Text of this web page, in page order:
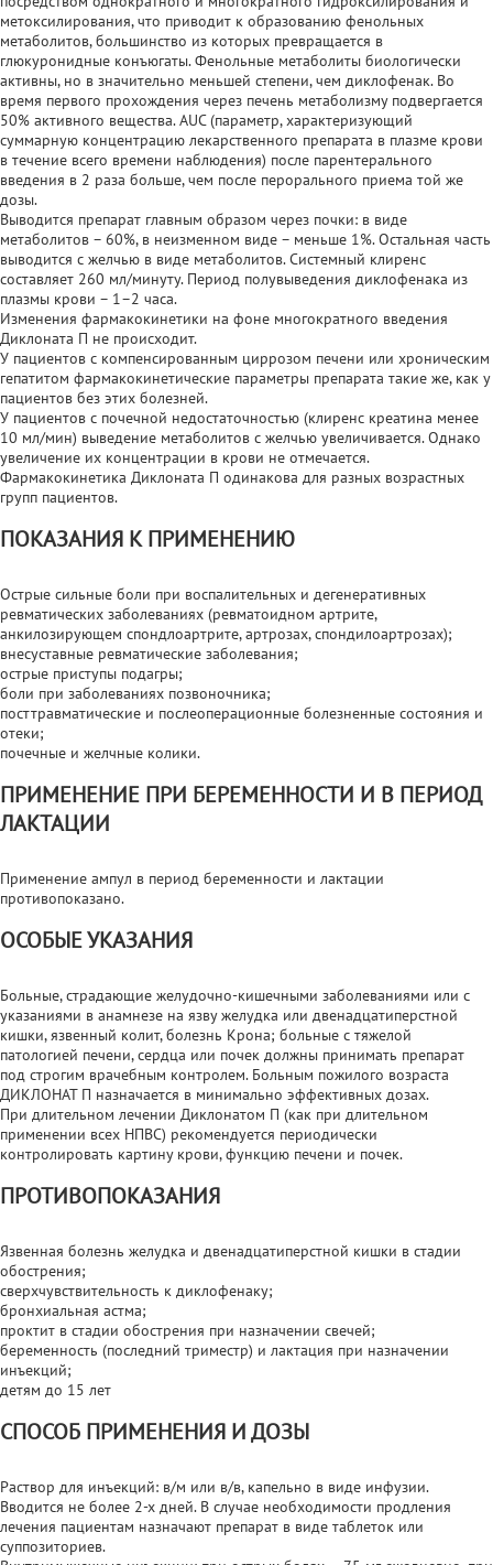
метоксилирования, что приводит к образованию фенольных
метаболитов, большинство из которых превращается в
глюкуронидные конъюгаты. Фенольные метаболиты биологически
активны, но в значительно меньшей степени, чем диклофенак. Во
время первого прохождения через печень метаболизму подвергается
50% активного вещества. AUC (параметр, характеризующий
суммарную концентрацию лекарственного препарата в плазме крови
в течение всего времени наблюдения) после парентерального
введения в 2 раза больше, чем после перорального приема той же
дозы.
Выводится препарат главным образом через почки: в виде
метаболитов – 60%, в неизменном виде – меньше 1%. Остальная часть
выводится с желчью в виде метаболитов. Системный клиренс
составляет 260 мл/минуту. Период полувыведения диклофенака из
плазмы крови – 1–2 часа.
Изменения фармакокинетики на фоне многократного введения
Диклоната П не происходит.
У пациентов с компенсированным циррозом печени или хроническим
гепатитом фармакокинетические параметры препарата такие же, как у
пациентов без этих болезней.
У пациентов с почечной недостаточностью (клиренс креатина менее
10 мл/мин) выведение метаболитов с желчью увеличивается. Однако
увеличение их концентрации в крови не отмечается.
Фармакокинетика Диклоната П одинакова для разных возрастных
групп пациентов.
ПОКАЗАНИЯ К ПРИМЕНЕНИЮ
Острые сильные боли при воспалительных и дегенеративных
ревматических заболеваниях (ревматоидном артрите,
анкилозирующем спондлоартрите, артрозах, спондилоартрозах);
внесуставные ревматические заболевания;
острые приступы подагры;
боли при заболеваниях позвоночника;
посттравматические и послеоперационные болезненные состояния и
отеки;
почечные и желчные колики.
ПРИМЕНЕНИЕ ПРИ БЕРЕМЕННОСТИ И В ПЕРИОД
ЛАКТАЦИИ
Применение ампул в период беременности и лактации
противопоказано.
ОСОБЫЕ УКАЗАНИЯ
Больные, страдающие желудочно-кишечными заболеваниями или с
указаниями в анамнезе на язву желудка или двенадцатиперстной
кишки, язвенный колит, болезнь Крона; больные с тяжелой
патологией печени, сердца или почек должны принимать препарат
под строгим врачебным контролем. Больным пожилого возраста
ДИКЛОНАТ П назначается в минимально эффективных дозах.
При длительном лечении Диклонатом П (как при длительном
применении всех НПВС) рекомендуется периодически
контролировать картину крови, функцию печени и почек.
ПРОТИВОПОКАЗАНИЯ
Язвенная болезнь желудка и двенадцатиперстной кишки в стадии
обострения;
сверхчувствительность к диклофенаку;
бронхиальная астма;
проктит в стадии обострения при назначении свечей;
беременность (последний триместр) и лактация при назначении
инъекций;
детям до 15 лет
СПОСОБ ПРИМЕНЕНИЯ И ДОЗЫ
Раствор для инъекций: в/м или в/в, капельно в виде инфузии.
Вводится не более 2-х дней. В случае необходимости продления
лечения пациентам назначают препарат в виде таблеток или
суппозиториев.